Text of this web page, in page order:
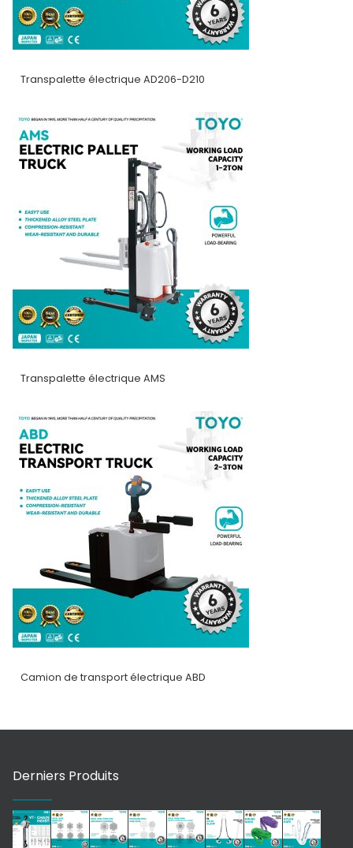
Transpalette électrique AD206-D210
Transpalette électrique AMS
Camion de transport électrique ABD
Derniers Produits